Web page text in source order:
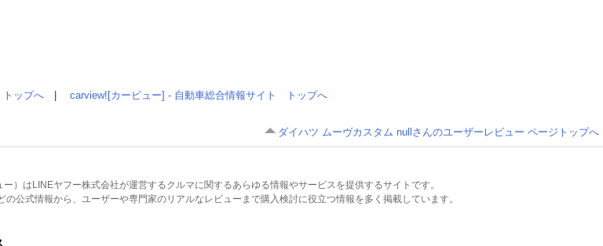
トップへ carview![カービュー] - 自動車総合情報サイト トップへ
ダイハツ ムーヴカスタム nullさんのユーザーレビュー ページトップへ
）はLINEヤフー株式会社が運営するクルマに関するあらゆる情報やサービスを提供するサイトです。
の公式情報から、ユーザーや専門家のリアルなレビューまで購入検討に役立つ情報を多く掲載しています。